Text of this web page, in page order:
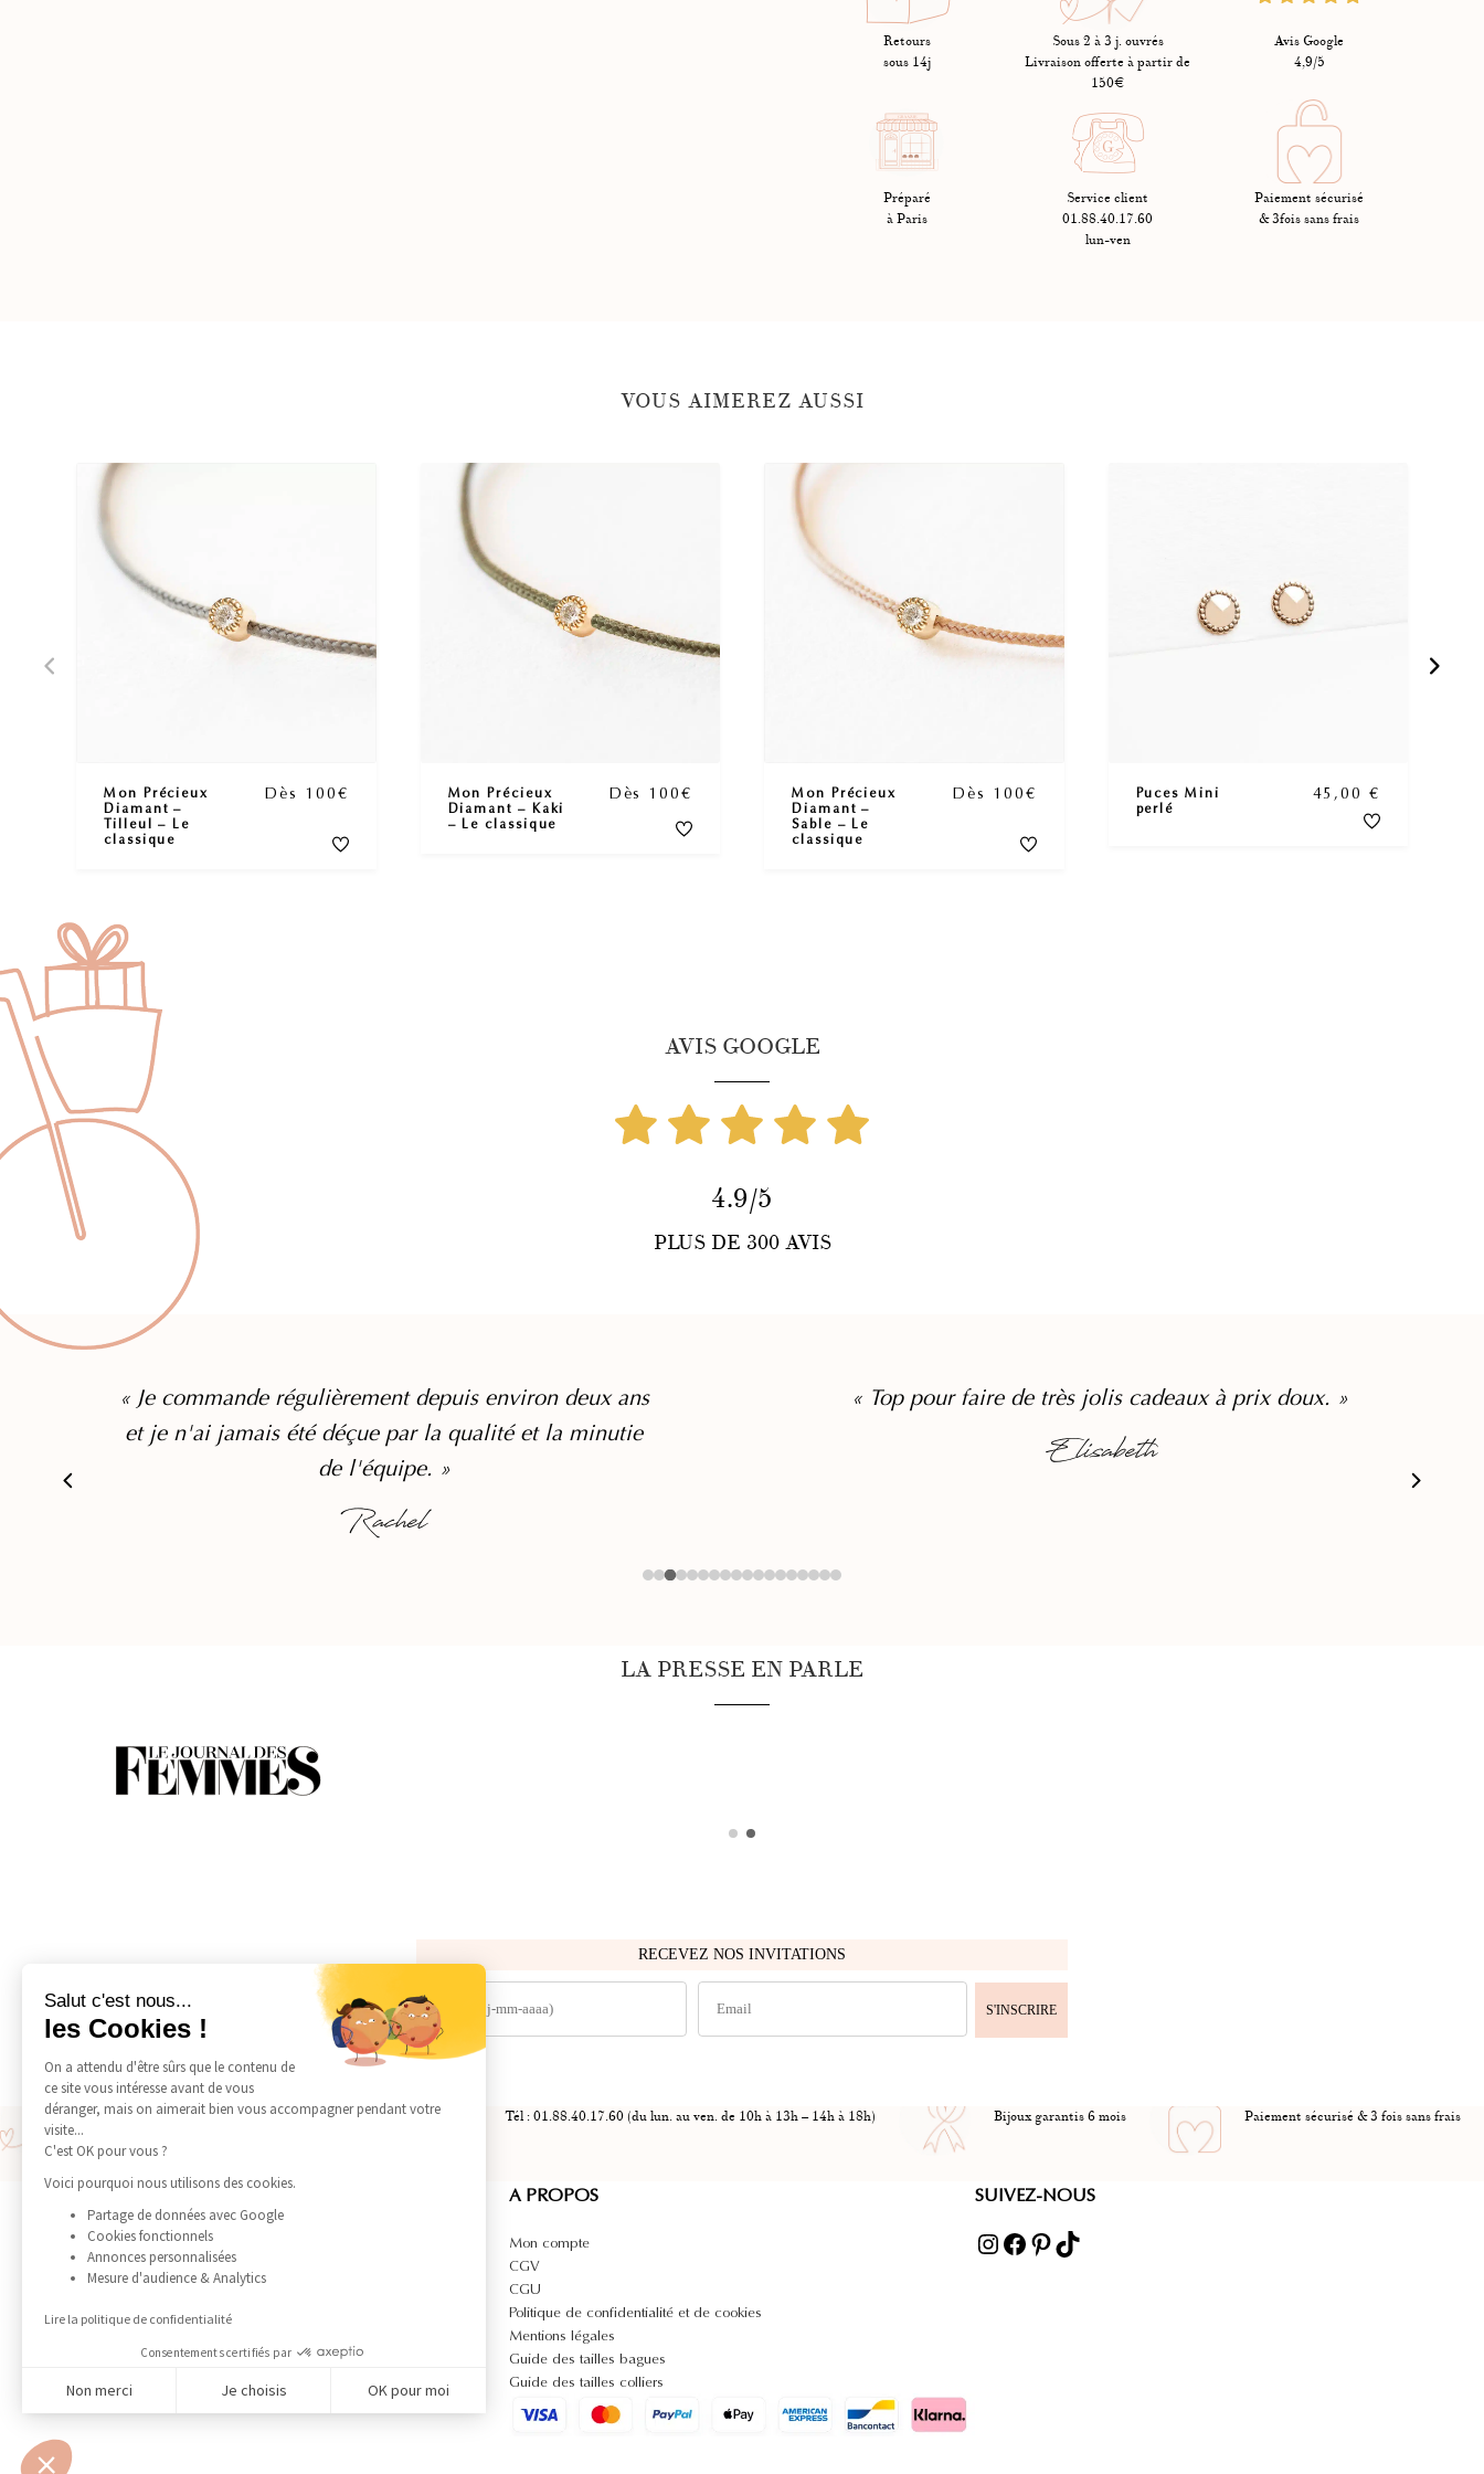
Salut c'est nous...
les Cookies !
On a attendu d'être sûrs que le contenu de
ce site vous intéresse avant de vous
déranger, mais on aimerait bien vous accompagner pendant votre
visite...
C'est OK pour vous ?
Voici pourquoi nous utilisons des cookies.
Partage de données avec Google
Cookies fonctionnels
Annonces personnalisées
Mesure d'audience & Analytics
Lire la politique de confidentialité
Consentements certifiés par
Non merci Je choisis OK pour moi
Plateforme de Gestion du Consentement : Personnalisez vos Options
Notre plateforme vous permet d'adapter et de gérer vos paramètres de confidentialité, en garantissant la conformité avec les réglementations. Personnalisez vos
Livraison en 24h à 48h par DHL Express (pour toutes commandes passées avant 13h) : 15
euros
Retour sous 14 jours sauf les pièces gravées qui sont ni échangées ni remboursées. Les frais
sont à la charge du client sauf si la restitution des produits est due à un motif imputable à
Graazie.
Retours
sous 14j
Sous 2 à 3 j. ouvrés
Livraison offerte à partir de
150€
Avis Google
4,9/5
Préparé
à Paris
Service client
01.88.40.17.60
lun-ven
Paiement sécurisé
& 3fois sans frais
VOUS AIMEREZ AUSSI
Mon Précieux
Diamant –
Tilleul – Le
classique
Dès 100€
Mon Précieux
Diamant – Kaki
– Le classique
Dès 100€
Mon Précieux
Diamant –
Sable – Le
classique
Dès 100€
Puces Mini
perlé
45,00€
AVIS GOOGLE
4.9/5
PLUS DE 300 AVIS
« Je commande régulièrement depuis environ deux ans
et je n'ai jamais été déçue par la qualité et la minutie
de l'équipe. »
Rachel
« Top pour faire de très jolis cadeaux à prix doux. »
Elisabeth
LA PRESSE EN PARLE
RECEVEZ NOS INVITATIONS
S'INSCRIRE
Livraison offerte en point relais à partir de 150€
Tél : 01.88.40.17.60 (du lun. au ven. de 10h à 13h – 14h à 18h) Bijoux garantis 6 mois Paiement sécurisé & 3 fois sans frais
SERVICE CLIENT
Conseil d'entretien
Service après vente
Garantie
A PROPOS
Mon compte
CGV
CGU
Politique de confidentialité et de cookies
Mentions légales
Guide des tailles bagues
Guide des tailles colliers
SUIVEZ-NOUS
Instagram Facebook Pinterest TikTok
LA LOTERIE GRAAZIE
PARTICIPER C'EST GAGNER !
Recevez 5€ sur votre 1ère commande et tentez de